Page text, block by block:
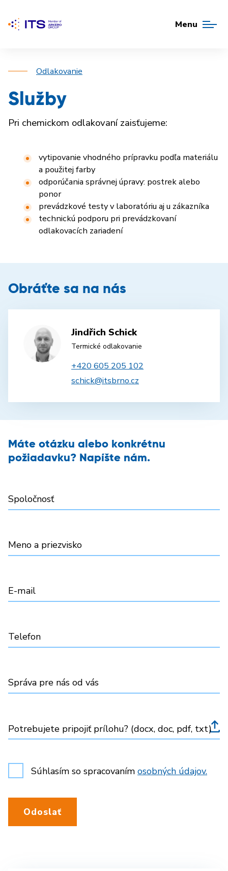
Menu
Odlakovanie
Služby
Pri chemickom odlakovaní zaisťujeme:
vytipovanie vhodného prípravku podľa materiálu
a použitej farby
odporúčania správnej úpravy: postrek alebo
ponor
prevádzkové testy v laboratóriu aj u zákazníka
technickú podporu pri prevádzkovaní
odlakovacích zariadení
Obráťte sa na nás
Jindřich Schick
Termické odlakovanie
+420 605 205 102
schick@itsbrno.cz
Máte otázku alebo konkrétnu
požiadavku? Napíšte nám.
Spoločnosť
Meno a priezvisko
E-mail
Telefon
Správa pre nás od vás
Potrebujete pripojiť prílohu? (docx, doc, pdf, txt)
Súhlasím so spracovaním osobných údajov.
Odoslať